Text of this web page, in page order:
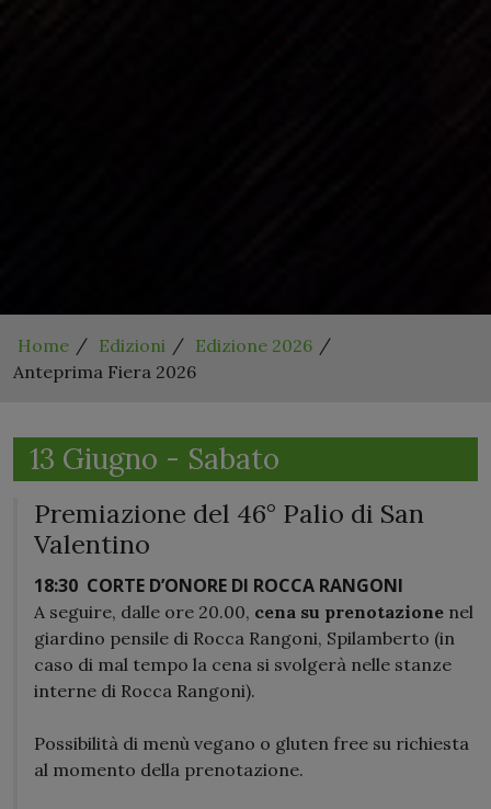
Home Edizioni
Edizione 2026
Anteprima Fiera 2026
13 Giugno - Sabato
Premiazione del 46° Palio di San
Valentino
18:30 CORTE D’ONORE DI ROCCA RANGONI
A seguire, dalle ore 20.00, cena su prenotazione nel
giardino pensile di Rocca Rangoni, Spilamberto (in
caso di mal tempo la cena si svolgerà nelle stanze
interne di Rocca Rangoni).
Possibilità di menù vegano o gluten free su richiesta
al momento della prenotazione.